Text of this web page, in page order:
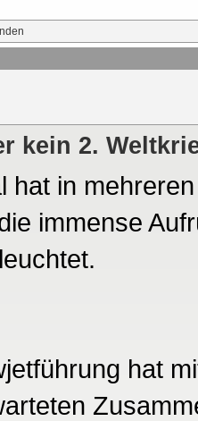
kein 2.
hat in
immense
hat